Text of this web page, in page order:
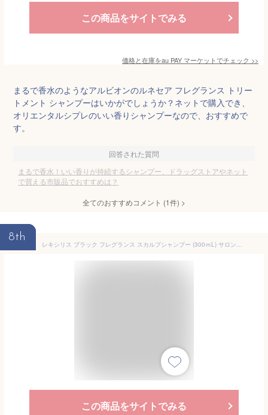
この商品をサイトでみる
価格と在庫をau PAY マーケットでチェック >>
まるで香水のようなアルビオンのルネセア フレグランス トリー
トメント シャンプーはいかがでしょうか？ネットで購入でき、
オリエンタルシプレのいい香りシャンプーなので、おすすめで
す。
回答された質問
まるで香水！いい香りが持続するシャンプー、ドラッグストアやネット
で買える市販品でおすすめは？
全てのおすすめコメント (1件) >
8th
レキシリス ブラック フレグランス スカルプシャンプー (300ｍL) サロンクオリティ 濃密泡 シャンプー (ヘアケア/頭皮ケア/匂いケア) シャンプー
この商品をサイトでみる